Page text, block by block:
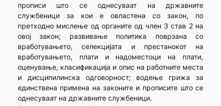
прописи што се однесуваат на државните
службеници за кои е овластена со закон, по
претходно мислење од органите од член 3 став 2 на
овој закон; развивање политика поврзана со
вработувањето, селекцијата и престанокот на
вработувањето, плати и надоместоци на плати,
оценување, класификација и опис на работните места
и дисципилинска одговорност; водење грижа за
единствена примена на законите и прописите што се
однесуваат на државните службеници.